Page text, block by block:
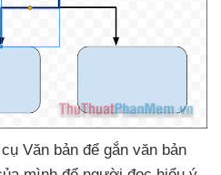
Văn bản để gắn văn bản